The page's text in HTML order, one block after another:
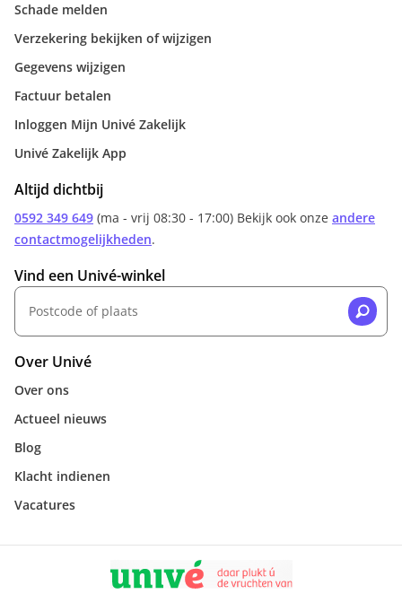
Schade melden
Verzekering bekijken of wijzigen
Gegevens wijzigen
Factuur betalen
Inloggen Mijn Univé Zakelijk
Univé Zakelijk App
Altijd dichtbij
0592 349 649 (ma - vrij 08:30 - 17:00) Bekijk ook onze andere
contactmogelijkheden.
Vind een Univé-winkel
Over Univé
Over ons
Actueel nieuws
Blog
Klacht indienen
Vacatures